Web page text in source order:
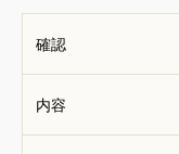
確認
内容